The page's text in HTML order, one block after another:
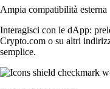
Ampia compatibilità esterna
Interagisci con le dApp:
Crypto.com o su altri
semplice.